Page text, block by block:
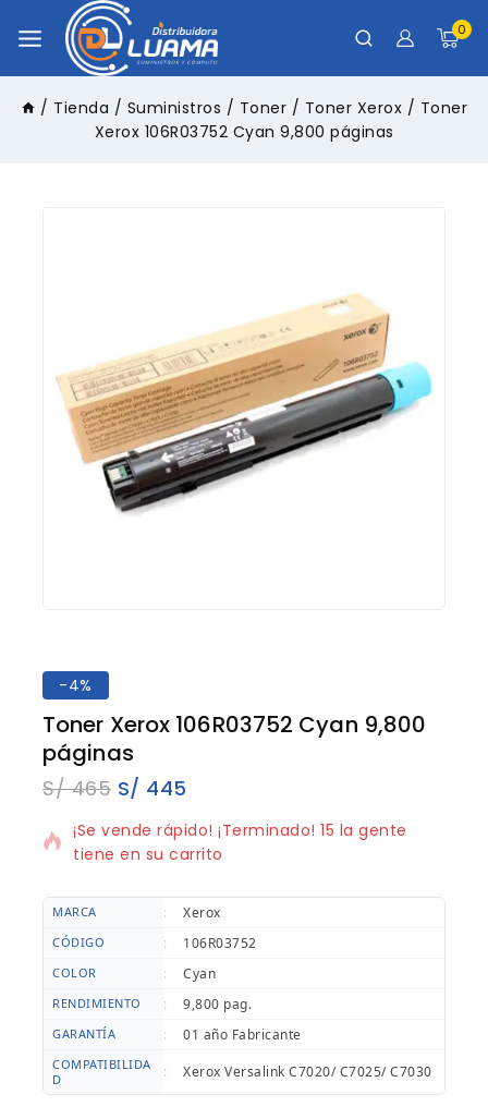
0
/ Tienda / Suministros / Toner / Toner Xerox / Toner
Xerox 106R03752 Cyan 9,800 páginas
-4%
Toner Xerox 106R03752 Cyan 9,800
páginas
S/465 S/ 445
15 productos vendidos en los últimos 18 horas
¡Se vende rápido! ¡Terminado! 15 la gente
tiene en su carrito
MARCA : Xerox
CÓDIGO : 106R03752
COLOR : Cyan
RENDIMIENTO : 9,800 pag.
GARANTÍA : 01 año Fabricante
COMPATIBILIDA
D
: Xerox Versalink C7020/ C7025/ C7030